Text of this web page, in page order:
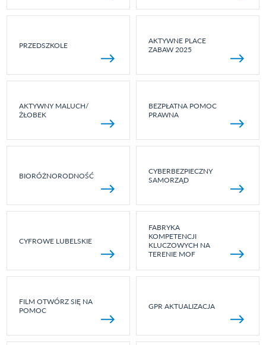
PRZEDSZKOLE
AKTYWNE PLACE
ZABAW 2025
AKTYWNY MALUCH/
ŻŁOBEK
BEZPŁATNA POMOC
PRAWNA
BIORÓŻNORODNOŚĆ
CYBERBEZPIECZNY
SAMORZĄD
CYFROWE LUBELSKIE
FABRYKA
KOMPETENCJI
KLUCZOWYCH NA
TERENIE MOF
FILM OTWÓRZ SIĘ NA
POMOC
GPR AKTUALIZACJA